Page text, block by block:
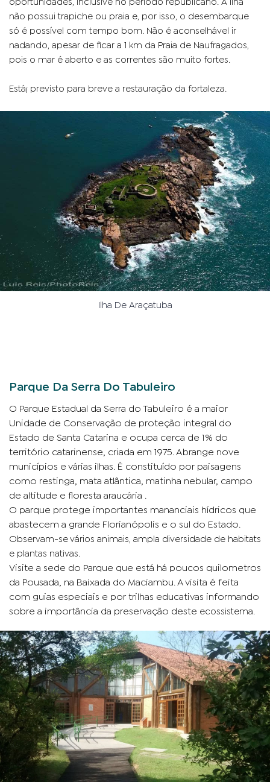
oportunidades, inclusive no período republicano. A ilha
não possui trapiche ou praia e, por isso, o desembarque
só é possível com tempo bom. Não é aconselhável ir
nadando, apesar de ficar a 1 km da Praia de Naufragados,
pois o mar é aberto e as correntes são muito fortes.
Está¡ previsto para breve a restauração da fortaleza.
Ilha De Araçatuba
Parque Da Serra Do Tabuleiro
O Parque Estadual da Serra do Tabuleiro é a maior
Unidade de Conservação de proteção integral do
Estado de Santa Catarina e ocupa cerca de 1% do
território catarinense, criada em 1975. Abrange nove
municí­pios e várias ilhas. É constituído por paisagens
como restinga, mata atlântica, matinha nebular, campo
de altitude e floresta araucária .
O parque protege importantes mananciais hídricos que
abastecem a grande Florianópolis e o sul do Estado.
Observam-se vários animais, ampla diversidade de habitats
e plantas nativas.
Visite a sede do Parque que está há poucos quilometros
da Pousada, na Baixada do Maciambu. A visita é feita
com guias especiais e por trilhas educativas informando
sobre a importância da preservação deste ecossistema.